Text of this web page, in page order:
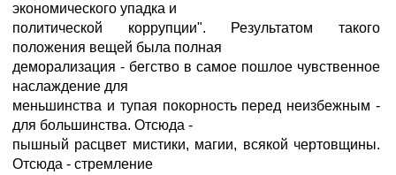
экономического упадка и
политической коррупции". Результатом такого
положения вещей была полная
деморализация - бегство в самое пошлое чувственное
наслаждение для
меньшинства и тупая покорность перед неизбежным -
для большинства. Отсюда -
пышный расцвет мистики, магии, всякой чертовщины.
Отсюда - стремление